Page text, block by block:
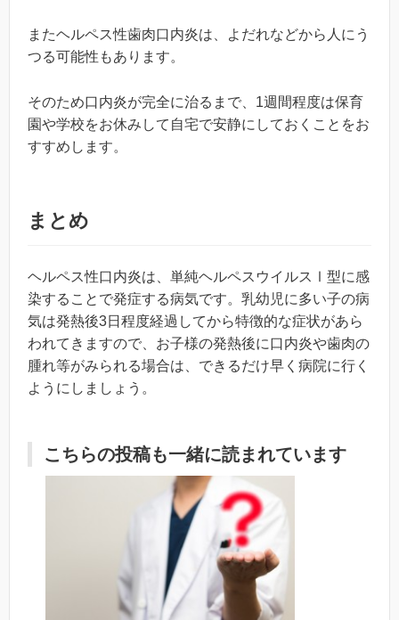
またヘルペス性歯肉口内炎は、よだれなどから人にう
つる可能性もあります。
そのため口内炎が完全に治るまで、1週間程度は保育
園や学校をお休みして自宅で安静にしておくことをお
すすめします。
まとめ
ヘルペス性口内炎は、単純ヘルペスウイルスⅠ型に感
染することで発症する病気です。乳幼児に多い子の病
気は発熱後3日程度経過してから特徴的な症状があら
われてきますので、お子様の発熱後に口内炎や歯肉の
腫れ等がみられる場合は、できるだけ早く病院に行く
ようにしましょう。
こちらの投稿も一緒に読まれています